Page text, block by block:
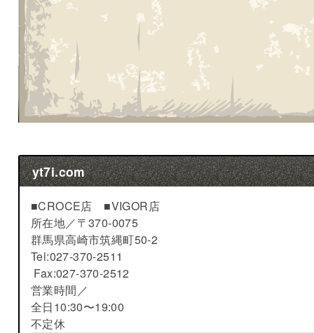
yt7i.com
■CROCE店 ■VIGOR店
所在地／〒370-0075
群馬県高崎市筑縄町50-2
Tel:027-370-2511
Fax:027-370-2512
営業時間／
全日10:30〜19:00
不定休